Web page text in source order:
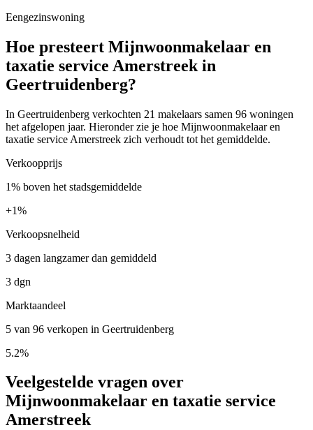
Eengezinswoning
Hoe presteert Mijnwoonmakelaar en
taxatie service Amerstreek in
Geertruidenberg?
In Geertruidenberg verkochten 21 makelaars samen 96 woningen
het afgelopen jaar. Hieronder zie je hoe Mijnwoonmakelaar en
taxatie service Amerstreek zich verhoudt tot het gemiddelde.
Verkoopprijs
1% boven het stadsgemiddelde
+1%
Verkoopsnelheid
3 dagen langzamer dan gemiddeld
3 dgn
Marktaandeel
5 van 96 verkopen in Geertruidenberg
5.2%
Veelgestelde vragen over
Mijnwoonmakelaar en taxatie service
Amerstreek